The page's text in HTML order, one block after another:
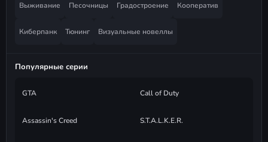
Выживание Песочницы Градостроение Кооператив
Киберпанк Тюнинг Визуальные новеллы
Популярные серии
GTA Call of Duty
Assassin's Creed S.T.A.L.K.E.R.